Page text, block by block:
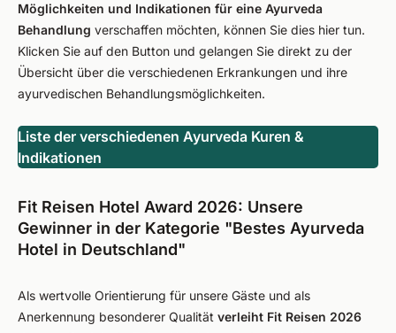
Möglichkeiten und Indikationen für eine Ayurveda
Behandlung verschaffen möchten, können Sie dies hier tun.
Klicken Sie auf den Button und gelangen Sie direkt zu der
Übersicht über die verschiedenen Erkrankungen und ihre
ayurvedischen Behandlungsmöglichkeiten.
Liste der verschiedenen Ayurveda Kuren &
Indikationen
Fit Reisen Hotel Award 2026: Unsere
Gewinner in der Kategorie "Bestes Ayurveda
Hotel in Deutschland"
Als wertvolle Orientierung für unsere Gäste und als
Anerkennung besonderer Qualität verleiht Fit Reisen 2026